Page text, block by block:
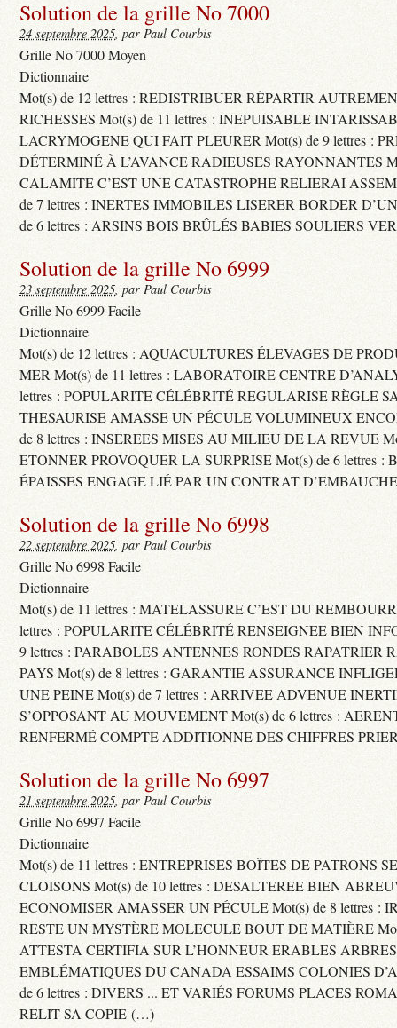
Solution de la grille No 7000
24 septembre 2025, par Paul Courbis
Grille No 7000 Moyen
Dictionnaire
Mot(s) de 12 lettres : REDISTRIBUER RÉPARTIR
RICHESSES Mot(s) de 11 lettres : INEPUISABLE
LACRYMOGENE QUI FAIT PLEURER Mot(s) de 9 lettres :
DÉTERMINÉ À L’AVANCE RADIEUSES RAYONNANTES
CALAMITE C’EST UNE CATASTROPHE RELIERAI
de 7 lettres : INERTES IMMOBILES LISERER BORDER
de 6 lettres : ARSINS BOIS BRÛLÉS BABIES SOULIERS
Solution de la grille No 6999
23 septembre 2025, par Paul Courbis
Grille No 6999 Facile
Dictionnaire
Mot(s) de 12 lettres : AQUACULTURES ÉLEVAGES DE
MER Mot(s) de 11 lettres : LABORATOIRE CENTRE
lettres : POPULARITE CÉLÉBRITÉ REGULARISE RÈGLE
THESAURISE AMASSE UN PÉCULE VOLUMINEUX
de 8 lettres : INSEREES MISES AU MILIEU DE LA REVUE
ETONNER PROVOQUER LA SURPRISE Mot(s) de 6 lettres :
ÉPAISSES ENGAGE LIÉ PAR UN CONTRAT
Solution de la grille No 6998
22 septembre 2025, par Paul Courbis
Grille No 6998 Facile
Dictionnaire
Mot(s) de 11 lettres : MATELASSURE C’EST DU
lettres : POPULARITE CÉLÉBRITÉ RENSEIGNEE BIEN
9 lettres : PARABOLES ANTENNES RONDES RAPATRIER
PAYS Mot(s) de 8 lettres : GARANTIE ASSURANCE
UNE PEINE Mot(s) de 7 lettres : ARRIVEE ADVENUE
S’OPPOSANT AU MOUVEMENT Mot(s) de 6 lettres :
RENFERMÉ COMPTE ADDITIONNE DES CHIFFRES
Solution de la grille No 6997
21 septembre 2025, par Paul Courbis
Grille No 6997 Facile
Dictionnaire
Mot(s) de 11 lettres : ENTREPRISES BOÎTES DE PATRONS
CLOISONS Mot(s) de 10 lettres : DESALTEREE BIEN
ECONOMISER AMASSER UN PÉCULE Mot(s) de 8 lettres :
RESTE UN MYSTÈRE MOLECULE BOUT DE MATIÈRE
ATTESTA CERTIFIA SUR L’HONNEUR ERABLES ARBRES
EMBLÉMATIQUES DU CANADA ESSAIMS COLONIES
de 6 lettres : DIVERS ... ET VARIÉS FORUMS PLACES
RELIT SA COPIE (…)